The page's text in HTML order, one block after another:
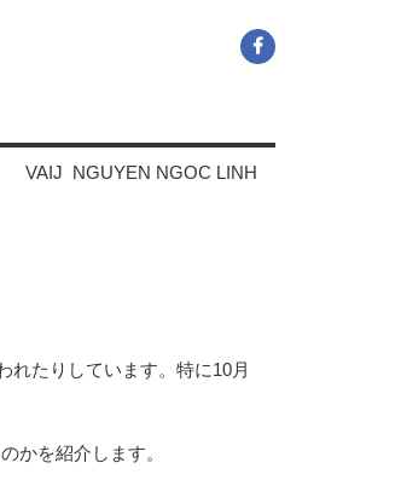
VAIJ NGUYEN NGOC LINH
れたりしています。特に10月
かを紹介します。